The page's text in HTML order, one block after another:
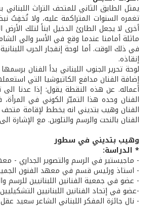
يمثل الطابق الثاني للمتحف التراث
تغمره السنوات المتراكمة عليه، ولا تُخفِتُ
أخرى لا يجعل الطارئ الدخيل ابناً لتلك
ماثلة أمامنا عندما وقع في الأسر والي
في ذلك الوقت. أما لوحة إنفجار الحرب
إنقاذه.
أعماله. عن هذه النقطة يقول: إذا عدنا الى
الفنان وحده هذا التميّز الكوني في المرأة،
الفنان وهيب بتديني انه يخطط لإقامة متحف
الفنان بالنحت والرسم والتلوين. مع
وهيب بتديني في سطور
* الدراسة:
- ماجيستير في الرسم والتصوير الجداري -
- استاذ ورئيس قسم في معهد الفنون الجميلة -
- عضو في جمعية الفنانين اللبنانيين للرسم
-عضو في إتحاد الفنانين اللبنانيين
- نال جائزة المفكر اللبناني الشاعر سعيد عقل العام 1970 - والجائزة الثانية